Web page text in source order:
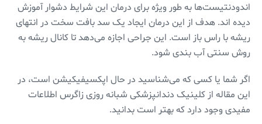
اندودنتیست‌ها به طور ویژه برای درمان این شرایط دشوار آموزش
دیده اند. هدف از این درمان ایجاد یک سد بافت سخت در انتهای
ریشه با راس باز است. این جراحی اجازه می‌دهد تا کانال ریشه به
روش سنتی آب بندی شود.
اگر شما یا کسی که می‌شناسید در حال اپکسیفیکیشن است، در
این مقاله از کلینیک دندانپزشکی شبانه روزی زاگرس اطلاعات
مفیدی وجود دارد که بهتر است بدانید.